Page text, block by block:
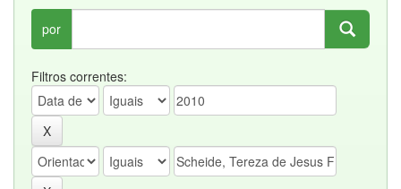
por
Filtros correntes: